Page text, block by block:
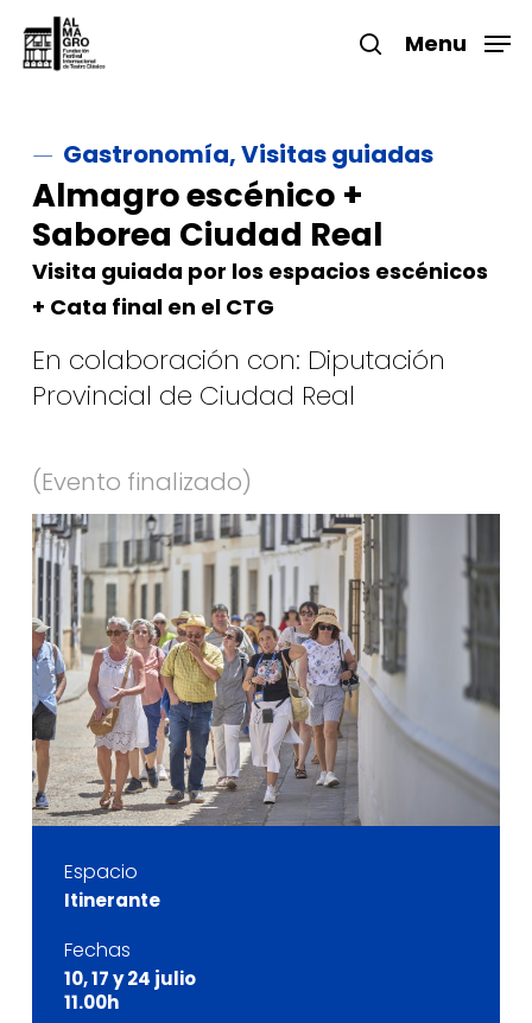
main
search
Menu
Gastronomía, Visitas guiadas
Almagro escénico +
Saborea Ciudad Real
Visita guiada por los espacios escénicos
+ Cata final en el CTG
En colaboración con: Diputación
Provincial de Ciudad Real
Espacio
Itinerante
Fechas
10, 17 y 24 julio
11.00h